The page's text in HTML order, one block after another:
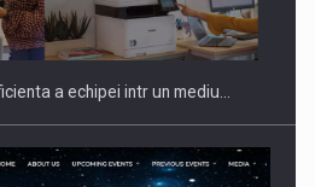
a echipei intr un mediu…